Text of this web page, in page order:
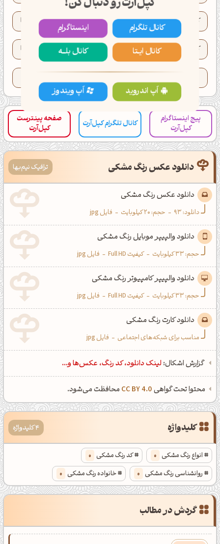
کد XYZ رنگ: XYZ(3.2, 3.6, 2.9)
کد HWB رنگ: HWB(82°, 17%, 78%)
پیج اینستاگرام
کپل‌آرت
کانال تلگرام کپل‌آرت
صفحه پینترست
کپل‌آرت
دانلود عکس رنگ مشکی ترافیک نیم‌بها
دانلود عکس رنگ مشکی
دانلود:93
- حجم: 20 کیلوبایت - فایل jpg
دانلود والپیپر موبایل رنگ مشکی
حجم: 33 کیلوبایت - کیفیت Full HD - فایل jpg
دانلود والپیپر کامپیوتر رنگ مشکی
حجم: 33 کیلوبایت - کیفیت Full HD - فایل jpg
دانلود کارت رنگ مشکی
مناسب برای شبکه‌های اجتماعی - فایل jpg
گزارش اشکال: لینک دانلود، کد رنگ، عکس‌ها و...
محتوا تحت گواهیCC BY 4.0 محافظت می‌شود.
کلیدواژه 4 کلیدواژه
انواع رنگ مشکی 0 کد رنگ مشکی 0
روانشناسی رنگ مشکی 0 خانواده رنگ مشکی 0
گردش در مطالب
کپل‌آرت رو دنبال کن!
کانال تلگرام
اینستاگرام
کانال ایــتا
کانال بلـــه
اَپ اندروید اَپ ویندوز